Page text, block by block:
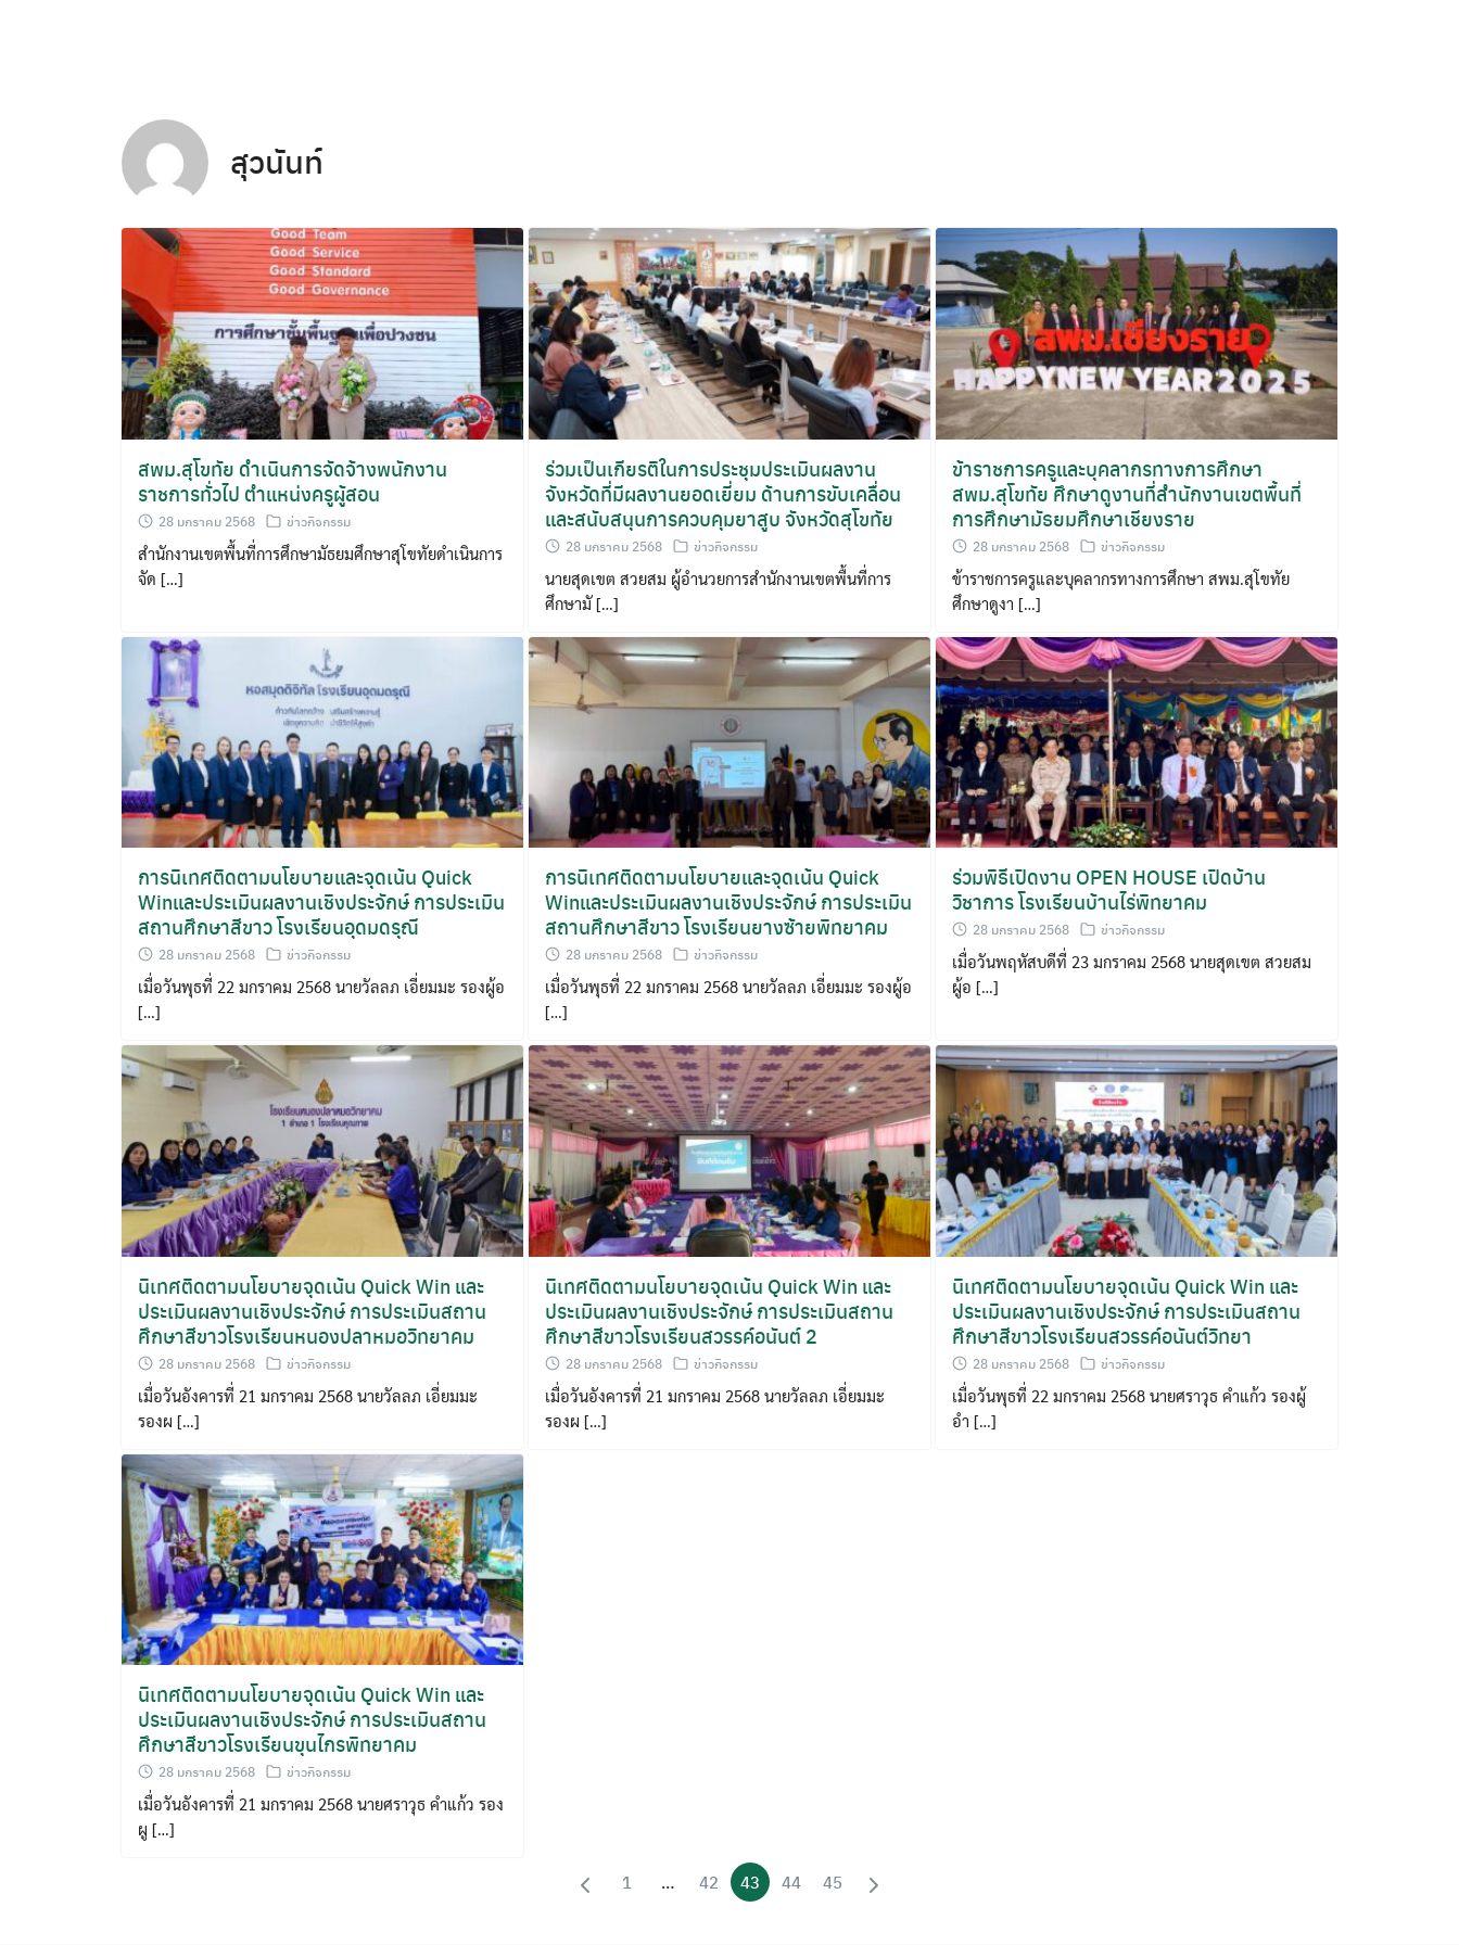
Search
for:
สุวนันท์
สพม.สุโขทัย ดำเนินการจัดจ้างพนักงาน
ราชการทั่วไป ตำแหน่งครูผู้สอน
28 มกราคม 2568 ข่าวกิจกรรม
สำนักงานเขตพื้นที่การศึกษามัธยมศึกษาสุโขทัยดำเนินการ
จัด […]
ร่วมเป็นเกียรติในการประชุมประเมินผลงาน
จังหวัดที่มีผลงานยอดเยี่ยม ด้านการขับเคลื่อน
และสนับสนุนการควบคุมยาสูบ จังหวัดสุโขทัย
28 มกราคม 2568 ข่าวกิจกรรม
นายสุดเขต สวยสม ผู้อำนวยการสำนักงานเขตพื้นที่การ
ศึกษามั […]
ข้าราชการครูและบุคลากรทางการศึกษา
สพม.สุโขทัย ศึกษาดูงานที่สำนักงานเขตพื้นที่
การศึกษามัธยมศึกษาเชียงราย
28 มกราคม 2568 ข่าวกิจกรรม
ข้าราชการครูและบุคลากรทางการศึกษา สพม.สุโขทัย
ศึกษาดูงา […]
การนิเทศติดตามนโยบายและจุดเน้น Quick
Winและประเมินผลงานเชิงประจักษ์ การประเมิน
สถานศึกษาสีขาว โรงเรียนอุดมดรุณี
28 มกราคม 2568 ข่าวกิจกรรม
เมื่อวันพุธที่ 22 มกราคม 2568 นายวัลลภ เอี่ยมมะ รองผู้อ
[…]
การนิเทศติดตามนโยบายและจุดเน้น Quick
Winและประเมินผลงานเชิงประจักษ์ การประเมิน
สถานศึกษาสีขาว โรงเรียนยางซ้ายพิทยาคม
28 มกราคม 2568 ข่าวกิจกรรม
เมื่อวันพุธที่ 22 มกราคม 2568 นายวัลลภ เอี่ยมมะ รองผู้อ
[…]
ร่วมพิธีเปิดงาน OPEN HOUSE เปิดบ้าน
วิชาการ โรงเรียนบ้านไร่พิทยาคม
28 มกราคม 2568 ข่าวกิจกรรม
เมื่อวันพฤหัสบดีที่ 23 มกราคม 2568 นายสุดเขต สวยสม
ผู้อ […]
นิเทศติดตามนโยบายจุดเน้น Quick Win และ
ประเมินผลงานเชิงประจักษ์ การประเมินสถาน
ศึกษาสีขาวโรงเรียนหนองปลาหมอวิทยาคม
28 มกราคม 2568 ข่าวกิจกรรม
เมื่อวันอังคารที่ 21 มกราคม 2568 นายวัลลภ เอี่ยมมะ
รองผ […]
นิเทศติดตามนโยบายจุดเน้น Quick Win และ
ประเมินผลงานเชิงประจักษ์ การประเมินสถาน
ศึกษาสีขาวโรงเรียนสวรรค์อนันต์ 2
28 มกราคม 2568 ข่าวกิจกรรม
เมื่อวันอังคารที่ 21 มกราคม 2568 นายวัลลภ เอี่ยมมะ
รองผ […]
นิเทศติดตามนโยบายจุดเน้น Quick Win และ
ประเมินผลงานเชิงประจักษ์ การประเมินสถาน
ศึกษาสีขาวโรงเรียนสวรรค์อนันต์วิทยา
28 มกราคม 2568 ข่าวกิจกรรม
เมื่อวันพุธที่ 22 มกราคม 2568 นายศราวุธ คำแก้ว รองผู้
อำ […]
นิเทศติดตามนโยบายจุดเน้น Quick Win และ
ประเมินผลงานเชิงประจักษ์ การประเมินสถาน
ศึกษาสีขาวโรงเรียนขุนไกรพิทยาคม
28 มกราคม 2568 ข่าวกิจกรรม
เมื่อวันอังคารที่ 21 มกราคม 2568 นายศราวุธ คำแก้ว รอง
ผู […]
1 … 42 43 44 45